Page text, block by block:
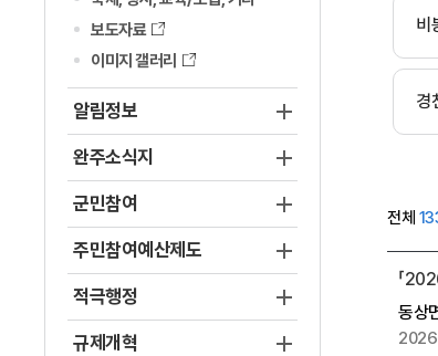
보도자료
이미지 갤러리
알림정보
완주소식지
군민참여
주민참여예산제도
적극행정
규제개혁
비
경
전체
면
게
「
동상